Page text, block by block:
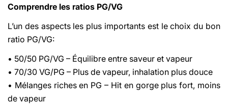
Comprendre les ratios PG/VG
L’un des aspects les plus importants est le choix du bon
ratio PG/VG:
• 50/50 PG/VG – Équilibre entre saveur et vapeur
• 70/30 VG/PG – Plus de vapeur, inhalation plus douce
• Mélanges riches en PG – Hit en gorge plus fort, moins
de vapeur